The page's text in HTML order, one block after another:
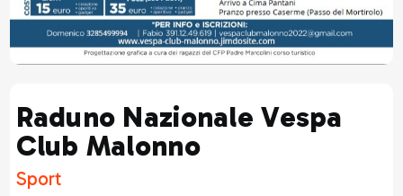
Raduno Nazionale Vespa
Club Malonno
Sport